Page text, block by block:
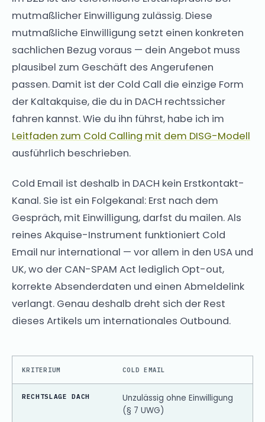
mutmaßlicher Einwilligung zulässig. Diese
mutmaßliche Einwilligung setzt einen konkreten
sachlichen Bezug voraus — dein Angebot muss
plausibel zum Geschäft des Angerufenen
passen. Damit ist der Cold Call die einzige Form
der Kaltakquise, die du in DACH rechtssicher
fahren kannst. Wie du ihn führst, habe ich im
Leitfaden zum Cold Calling mit dem DISG-Modell
ausführlich beschrieben.
Cold Email ist deshalb in DACH kein Erstkontakt-
Kanal. Sie ist ein Folgekanal: Erst nach dem
Gespräch, mit Einwilligung, darfst du mailen. Als
reines Akquise-Instrument funktioniert Cold
Email nur international — vor allem in den USA und
UK, wo der CAN-SPAM Act lediglich Opt-out,
korrekte Absenderdaten und einen Abmeldelink
verlangt. Genau deshalb dreht sich der Rest
dieses Artikels um internationales Outbound.
KRITERIUM COLD EMAIL
RECHTSLAGE DACH
Unzulässig ohne Einwilligung
(§ 7 UWG)